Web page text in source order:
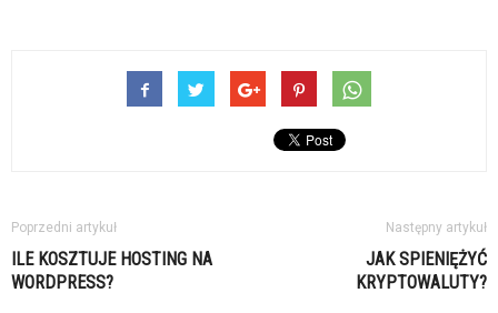
Poprzedni artykuł
ILE KOSZTUJE HOSTING NA
WORDPRESS?
Następny artykuł
JAK SPIENIĘŻYĆ
KRYPTOWALUTY?